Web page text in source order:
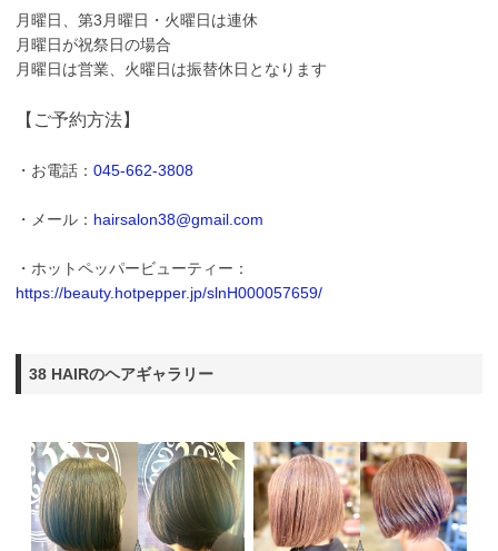
月曜日、第3月曜日・火曜日は連休
月曜日が祝祭日の場合
月曜日は営業、火曜日は振替休日となります
【ご予約方法】
・お電話： 045-662-3808
・メール： hairsalon38@gmail.com
・ホットペッパービューティー：
https://beauty.hotpepper.jp/slnH000057659/
38 HAIRのヘアギャラリー